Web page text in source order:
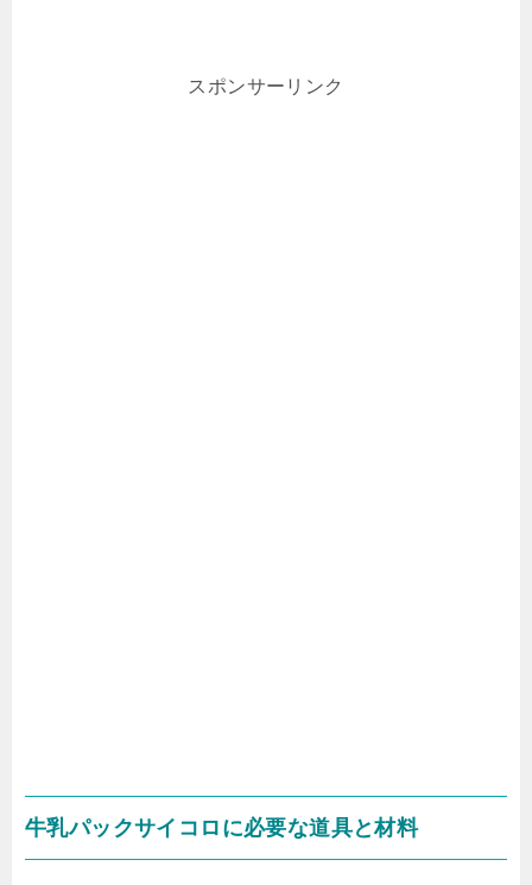
スポンサーリンク
牛乳パックサイコロに必要な道具と材料